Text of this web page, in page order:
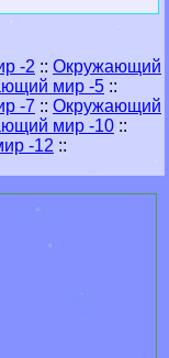
-2 :: Окружающий
мир -5 ::
-7 :: Окружающий
мир -10 ::
-12 ::